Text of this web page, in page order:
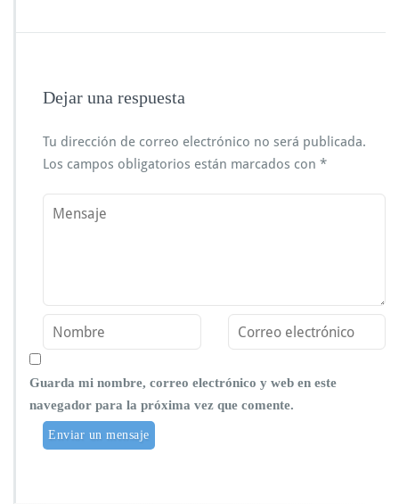
Dejar una respuesta
Tu dirección de correo electrónico no será publicada.
Los campos obligatorios están marcados con *
Guarda mi nombre, correo electrónico y web en este
navegador para la próxima vez que comente.